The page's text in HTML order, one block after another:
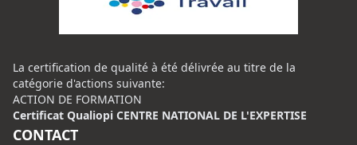
La certification de qualité à été délivrée au titre de la
catégorie d'actions suivante:
ACTION DE FORMATION
Certificat Qualiopi CENTRE NATIONAL DE L'EXPERTISE
CONTACT